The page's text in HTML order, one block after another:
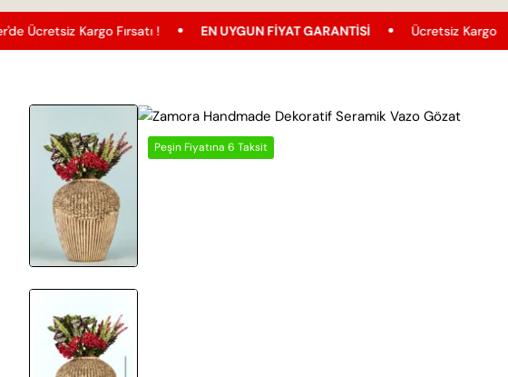
Kargo Fırsatı ! EN UYGUN FIYAT GARANTISI Ücretsiz Kargo TÜM
Peşin Fiyatına 6 Taksit